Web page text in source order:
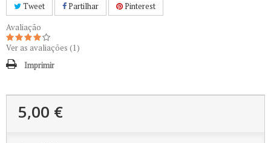
Tweet Partilhar
Pinterest
Avaliação
Ver as avaliações (1)
Imprimir
5,00 €